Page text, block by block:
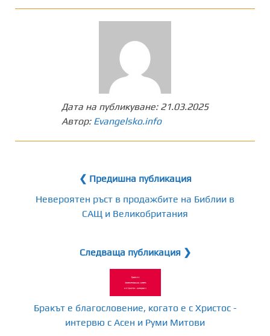
Дата на публикуване: 21.03.2025
Автор: Evangelsko.info
❮ Предишна публикация
Невероятен ръст в продажбите на Библии в
САЩ и Великобритания
Следваща публикация ❯
Бракът е благословение, когато е с Христос -
интервю с Асен и Руми Митови